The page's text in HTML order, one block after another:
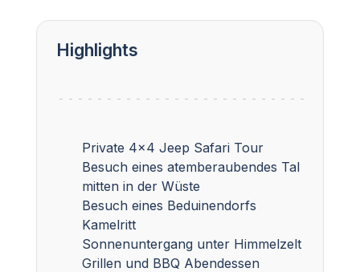
Highlights
Private 4x4 Jeep Safari Tour
Besuch eines atemberaubendes Tal
mitten in der Wüste
Besuch eines Beduinendorfs
Kamelritt
Sonnenuntergang unter Himmelzelt
Grillen und BBQ Abendessen